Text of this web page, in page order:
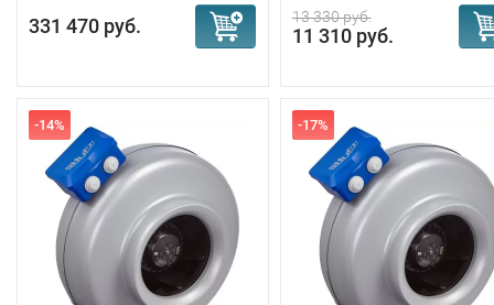
331 470 руб. 13 330 руб.
11 310 руб.
-14% -17%